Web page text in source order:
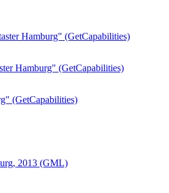
Hamburg" (GetCapabilities)
Hamburg" (GetCapabilities)
(GetCapabilities)
2013 (GML)